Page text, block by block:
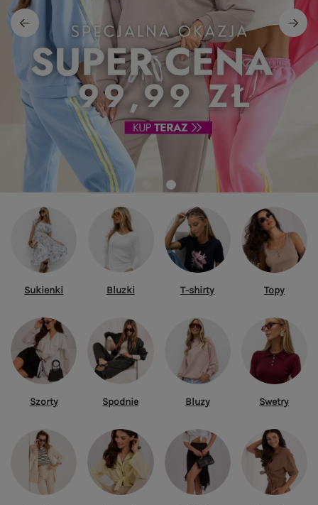
Sukienki Bluzki T-shirty Topy
Szorty Spodnie Bluzy Swetry